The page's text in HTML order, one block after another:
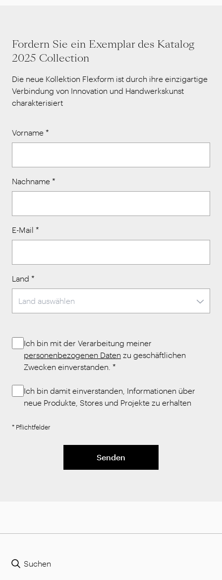
Fordern Sie ein Exemplar des Katalog
2025 Collection
Die neue Kollektion Flexform ist durch ihre einzigartige
Verbindung von Innovation und Handwerkskunst
charakterisiert
Vorname *
Nachname *
E-Mail *
Land *
Ich bin mit der Verarbeitung meiner
personenbezogenen Daten zu geschäftlichen
Zwecken einverstanden. *
Ich bin damit einverstanden, Informationen über
neue Produkte, Stores und Projekte zu erhalten
* Pflichtfelder
Senden
Suchen